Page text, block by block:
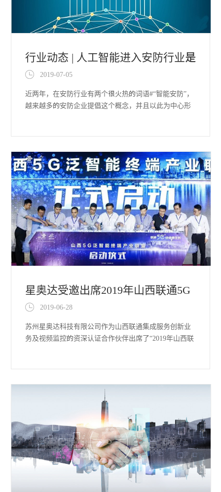
行业动态 | 人工智能进入安防行业是
必然趋势 整个行业将步入
2019-07-05
近两年，在安防行业有两个很火热的词语#“智能安防”，
越来越多的安防企业提倡这个概念，并且以此为中心形
星奥达受邀出席2019年山西联通5G
发展峰会暨合作伙伴大会
2019-06-28
苏州星奥达科技有限公司作为山西联通集成服务创新业
务及视频监控的资深认证合作伙伴出席了“2019年山西联